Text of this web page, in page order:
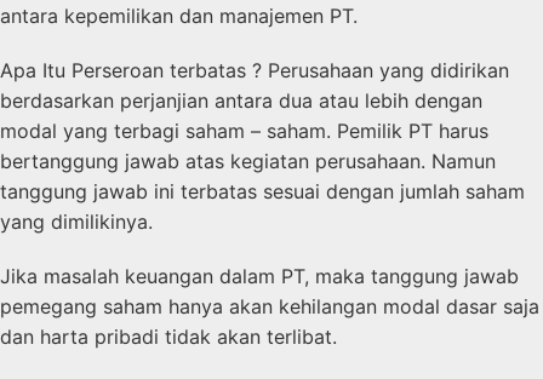
antara kepemilikan dan manajemen PT.
Apa Itu Perseroan terbatas ? Perusahaan yang didirikan
berdasarkan perjanjian antara dua atau lebih dengan
modal yang terbagi saham – saham. Pemilik PT harus
bertanggung jawab atas kegiatan perusahaan. Namun
tanggung jawab ini terbatas sesuai dengan jumlah saham
yang dimilikinya.
Jika masalah keuangan dalam PT, maka tanggung jawab
pemegang saham hanya akan kehilangan modal dasar saja
dan harta pribadi tidak akan terlibat.